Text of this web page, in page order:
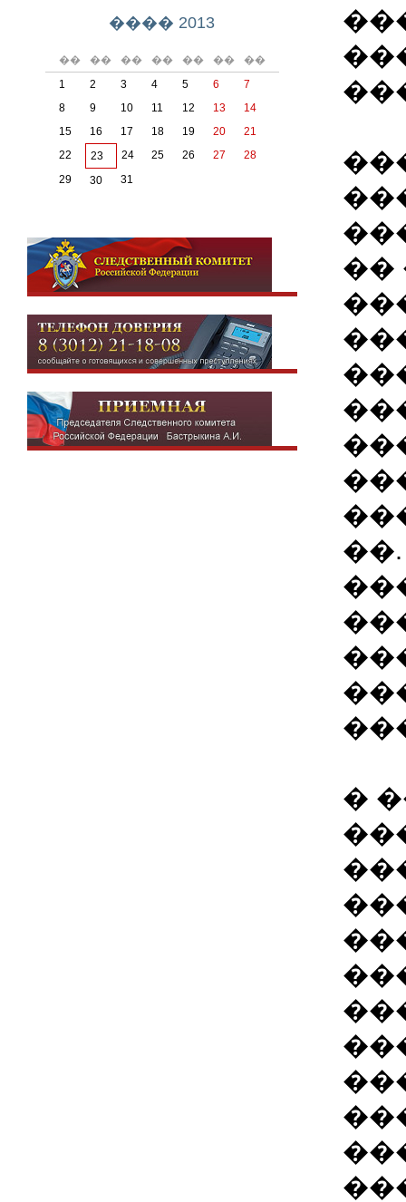
���� 2013
�� �� �� �� �� ��
��
1
2 3 4 5 6
7
8
9 10 11 12 13
14
15
16 17 18 19 20
21
22
23 24 25 26 27
28
29
30 31
��
�